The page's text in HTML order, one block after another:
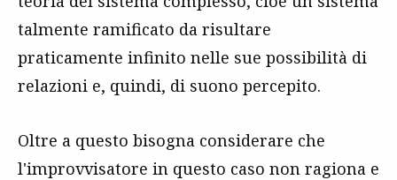
talmente ramificato da risultare
praticamente infinito nelle sue possibilità di
relazioni e, quindi, di suono percepito.
Oltre a questo bisogna considerare che
l'improvvisatore in questo caso non ragiona e